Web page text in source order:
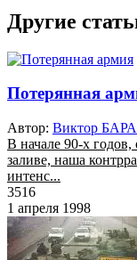
Другие
Потерянная
Автор: Виктор
В начале 90-х
заливе, наша
интенс...
3516
1 апреля 1998